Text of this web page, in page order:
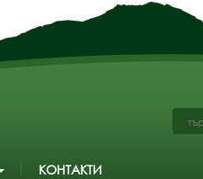
КОНТАКТИ